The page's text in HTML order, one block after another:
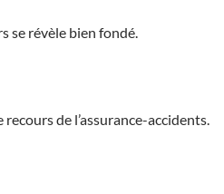
se révèle bien fondé.
de l’assurance-accidents.